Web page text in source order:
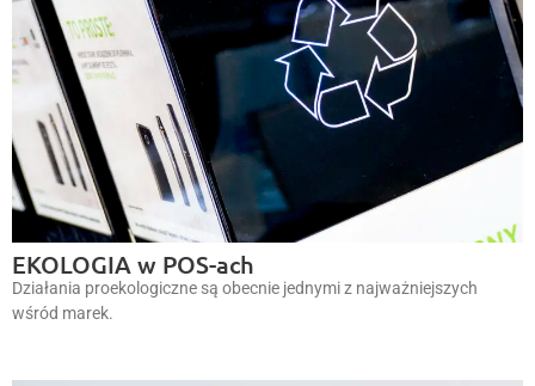
EKOLOGIA w POS-ach
Działania proekologiczne są obecnie jednymi z najważniejszych
wśród marek.